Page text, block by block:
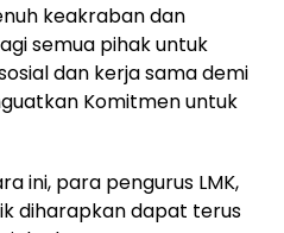
keakraban dan
semua pihak untuk
dan kerja sama demi
Komitmen untuk
ini, para pengurus LMK,
diharapkan dapat terus